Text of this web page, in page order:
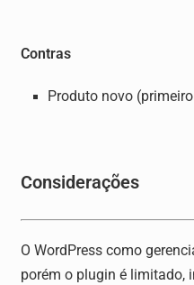
Contras
Produto novo
Considerações
O WordPress como
porém o plugin é